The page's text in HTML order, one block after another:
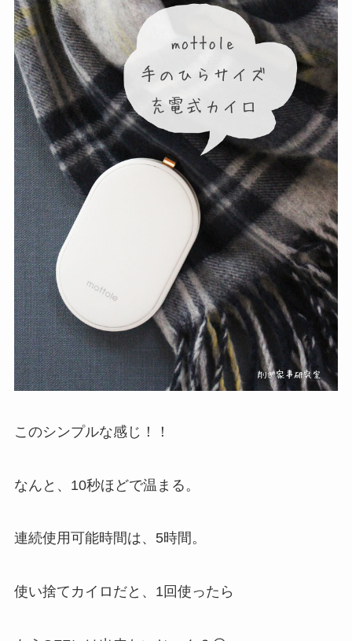
このシンプルな感じ！！
なんと、10秒ほどで温まる。
連続使用可能時間は、5時間。
使い捨てカイロだと、1回使ったら